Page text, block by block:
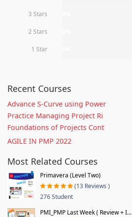
3 Stars
2 Stars
1 Star
Recent Courses
Advance S-Curve using Power
Practice Managing Project Ri
Foundations of Projects Cont
AGILE IN PMP 2022
Most Related Courses
Primavera (Level Two)
(13 Reviews )
276 Student
PMI_PMP Last Week ( Review + I...